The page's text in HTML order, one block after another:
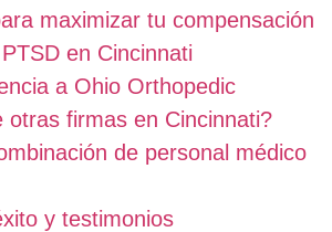
maximizar tu compensación
en Cincinnati
a Ohio Orthopedic
otras firmas en Cincinnati?
de personal médico
y testimonios